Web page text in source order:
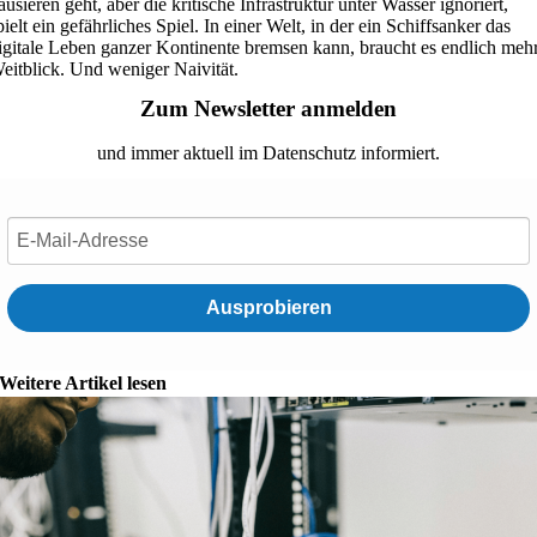
geht, aber die kritische Infrastruktur unter Wasser ignoriert,
ein gefährliches Spiel. In einer Welt, in der ein Schiffsanker das
Leben ganzer Kontinente bremsen kann, braucht es endlich
Und weniger Naivität.
Zum Newsletter anmelden
und immer aktuell im Datenschutz informiert.
Ausprobieren
Weitere Artikel lesen